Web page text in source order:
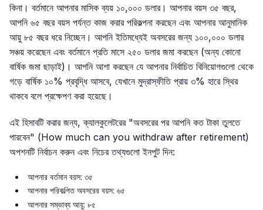
কিনা। বর্তমানে আপনার মাসিক ব্যয় ১০,০০০ ডলার। আপনার বয়স ৩৫ বছর,
আপনি ৬৫ বছর বয়স পর্যন্ত কাজ করার পরিকল্পনা করছেন এবং আপনার আনুমানিক
আয়ু ৮৫ বছর ধরে নিচ্ছেন। আপনি ইতিমধ্যেই অবসরের জন্য ১০০,০০০ ডলার
সঞ্চয় করেছেন এবং বর্তমানে প্রতি মাসে ২৫০ ডলার জমা করছেন (অন্য কোনো
বার্ষিক জমা ছাড়াই)। আপনি আশা করছেন যে আপনার নির্বাচিত বিনিয়োগগুলো থেকে
গড়ে বার্ষিক ১০% প্রবৃদ্ধি আসবে, যেখানে মুদ্রাস্ফীতি প্রায় ৩% হারে স্থির
থাকবে বলে প্রক্ষেপণ করা হয়েছে।
এই হিসাবটি করার জন্য, ক্যালকুলেটরের "অবসরের পর আপনি কত টাকা তুলতে
পারবেন" (How much can you withdraw after retirement)
অপশনটি নির্বাচন করুন এবং নিচের তথ্যগুলো ইনপুট দিন:
আপনার বর্তমান বয়স: ৩৫
আপনার পরিকল্পিত অবসরের বয়স: ৬৫
আপনার সম্ভাব্য আয়ু: ৮৫